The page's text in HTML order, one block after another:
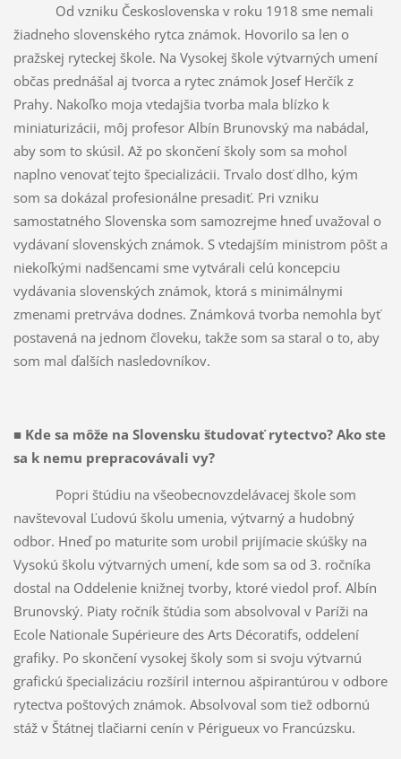
Od vzniku Československa v roku 1918 sme nemali
žiadneho slovenského rytca známok. Hovorilo sa len o
pražskej ryteckej škole. Na Vysokej škole výtvarných ume­ní
občas prednášal aj tvorca a rytec známok Josef Herčík z
Prahy. Nakoľko moja vtedajšia tvorba mala blízko k
miniaturizácii, môj profesor Albín Brunovský ma nabádal,
aby som to skúsil. Až po skončení školy som sa mohol
naplno venovať tejto špecializácii. Trvalo dosť dlho, kým
som sa dokázal profesionálne presadiť. Pri vzniku
samostatného Slovenska som samozrejme hneď uvažoval o
vydávaní slovenských známok. S vtedajším ministrom pôšt a
niekoľkými nadšencami sme vytvárali celú koncepciu
vydávania slovenských známok, ktorá s minimálnymi
zmenami pretrváva dodnes. Známková tvorba nemohla byť
postavená na jednom človeku, takže som sa staral o to, aby
som mal ďalších nasledovníkov.
■ Kde sa môže na Slovensku študovať rytectvo? Ako ste
sa k nemu prepracovávali vy?
Popri štúdiu na všeobecnovzdelávacej škole som
navštevoval Ľudovú školu umenia, výtvarný a hudobný
odbor. Hneď po maturite som urobil prijímacie skúšky na
Vysokú školu výtvarných umení, kde som sa od 3. ročníka
dostal na Oddelenie knižnej tvorby, ktoré viedol prof. Albín
Brunovský. Piaty ročník štúdia som absolvoval v Paríži na
Ecole Nationale Supérieure des Arts Décoratifs, oddelení
grafiky. Po skončení vysokej školy som si svoju výtvarnú
grafickú špecializáciu rozšíril internou ašpirantúrou v odbore
rytectva poštových známok. Absolvoval som tiež odbornú
stáž v Štátnej tlačiarni cenín v Périgueux vo Francúzsku.